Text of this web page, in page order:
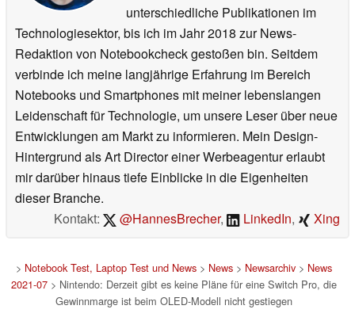
unterschiedliche Publikationen im
Technologiesektor, bis ich im Jahr 2018 zur News-
Redaktion von Notebookcheck gestoßen bin. Seitdem
verbinde ich meine langjährige Erfahrung im Bereich
Notebooks und Smartphones mit meiner lebenslangen
Leidenschaft für Technologie, um unsere Leser über neue
Entwicklungen am Markt zu informieren. Mein Design-
Hintergrund als Art Director einer Werbeagentur erlaubt
mir darüber hinaus tiefe Einblicke in die Eigenheiten
dieser Branche.
Kontakt:
@HannesBrecher, LinkedIn, Xing
> Notebook Test, Laptop Test und News> News> Newsarchiv> News
2021-07> Nintendo: Derzeit gibt es keine Pläne für eine Switch Pro, die
Gewinnmarge ist beim OLED-Modell nicht gestiegen